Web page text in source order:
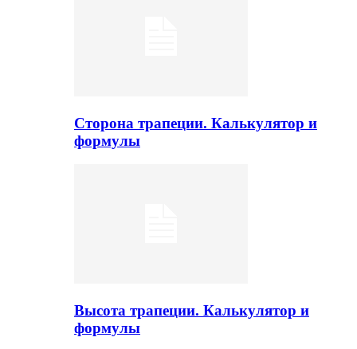
Сторона трапеции. Калькулятор и
формулы
Высота трапеции. Калькулятор и
формулы